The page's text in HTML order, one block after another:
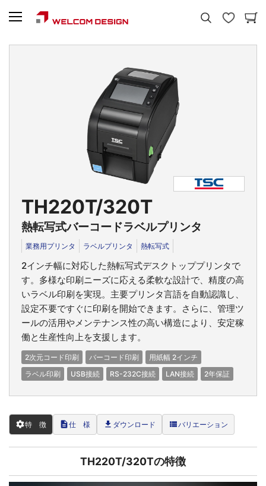
TH220T/320T
熱転写式バーコードラベルプリンタ
業務用プリンタ ラベルプリンタ 熱転写式
2インチ幅に対応した熱転写式デスクトッププリンタで
す。多様な印刷ニーズに応える柔軟な設計で、精度の高
いラベル印刷を実現。主要プリンタ言語を自動認識し、
設定不要ですぐに印刷を開始できます。さらに、管理ツ
ールの活用やメンテナンス性の高い構造により、安定稼
働と生産性向上を支援します。
2次元コード印刷 バーコード印刷
用紙幅 2インチ
ラベル印刷
USB接続 RS-232C接続 LAN接続 2年保証
settings特 徴 description仕 様 file_download ダウンロード view_listバリエーション
TH220T/320Tの特徴